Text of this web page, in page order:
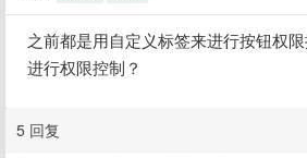
之前都是用自定义标签来进行按钮权
进行权限控制？
5 回复